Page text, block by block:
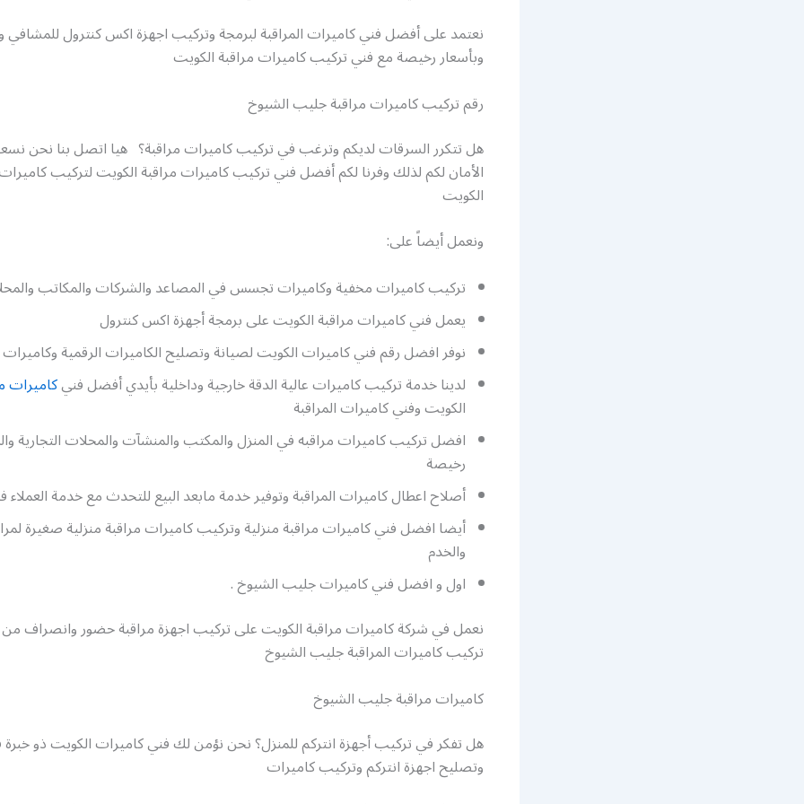
نعتمد على أفضل فني كاميرات المراقبة لبرمجة وتركيب اجهزة اكس كنترول للمشافي
وبأسعار رخيصة مع فني تركيب كاميرات مراقبة الكويت
رقم تركيب كاميرات مراقبة جليب الشيوخ
هل تتكرر السرقات لديكم وترغب في تركيب كاميرات مراقبة؟ هيا اتصل بنا نحن
الأمان لكم لذلك وفرنا لكم أفضل فني تركيب كاميرات مراقبة الكويت لتركيب
الكويت
ونعمل أيضاً على:
تركيب كاميرات مخفية وكاميرات تجسس في المصاعد والشركات والمكاتب
يعمل فني كاميرات مراقبة الكويت على برمجة أجهزة اكس كنترول
نوفر افضل رقم فني كاميرات الكويت لصيانة وتصليح الكاميرات الرقمية وكاميرات full hd
لدينا خدمة تركيب كاميرات عالية الدقة خارجية وداخلية بأيدي أفضل فنيكاميرات
الكويت وفني كاميرات المراقبة
افضل تركيب كاميرات مراقبه في المنزل والمكتب والمنشآت والمحلات التجارية
رخيصة
أصلاح اعطال كاميرات المراقبة وتوفير خدمة مابعد البيع للتحدث مع خدمة
أيضا افضل فني كاميرات مراقبة منزلية وتركيب كاميرات مراقبة منزلية صغيرة
والخدم
اول و افضل فني كاميرات جليب الشيوخ .
نعمل في شركة كاميرات مراقبة الكويت على تركيب اجهزة مراقبة حضور وانصراف
تركيب كاميرات المراقبة جليب الشيوخ
كاميرات مراقبة جليب الشيوخ
هل تفكر في تركيب أجهزة انتركم للمنزل؟ نحن نؤمن لك فني كاميرات الكويت ذو
وتصليح اجهزة انتركم وتركيب كاميرات